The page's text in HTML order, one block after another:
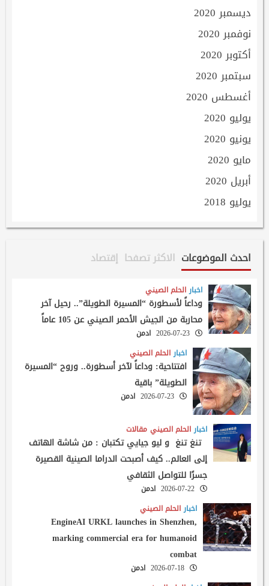
ديسمبر 2020
نوفمبر 2020
أكتوبر 2020
سبتمبر 2020
أغسطس 2020
يوليو 2020
يونيو 2020
مايو 2020
أبريل 2020
يوليو 2018
احدث الموضوعات الاكثر تصفحا إقتصاد
اخبار الحلم الصيني
وداعاً لأسطورة “المسيرة الطويلة”.. رحيل آخر
محاربة من الجيش الأحمر الصيني عن 105 عاماً
2026-07-23
ادمن
اخبار الحلم الصيني
افتتاحية: وداعاً لآخر أسطورة.. وروح “المسيرة
الطويلة” باقية
2026-07-23 ادمن
اخبار الحلم الصيني مقالات
تنغ تنغ و ليو جيايي تكتبان : من شاشة الهاتف
إلى العالم.. كيف أصبحت الدراما الصينية القصيرة
جسرًا للتواصل الثقافي
ادمن
اخبار الحلم الصيني
EngineAI URKL launches in Shenzhen,
marking commercial era for humanoid
combat
2026-07-18
ادمن